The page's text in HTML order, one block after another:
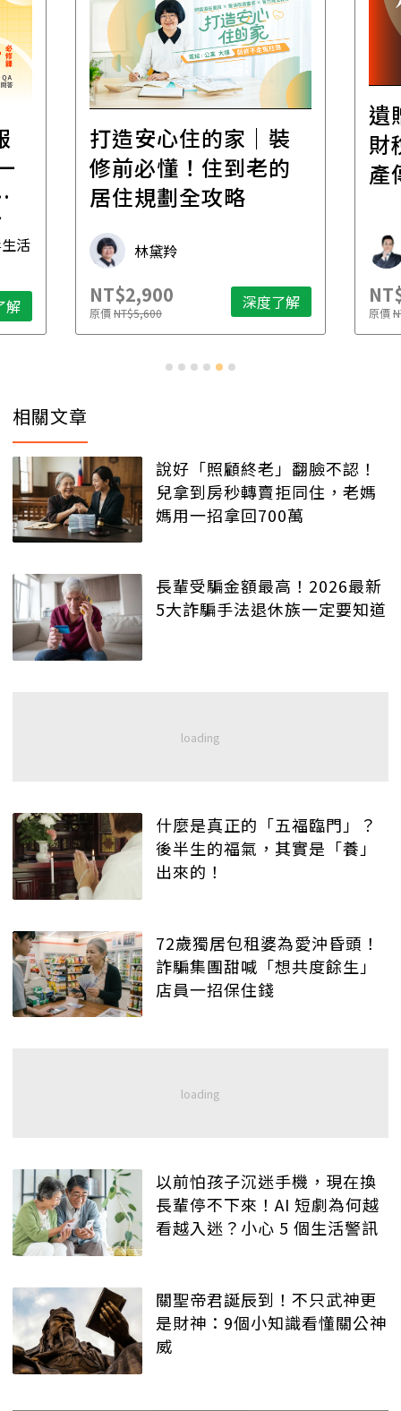
活
解
打造安心住的家｜裝
修前必懂！住到老的
居住規劃全攻略
林黛羚
NT$2,900
原價NT$5,600 深度了解
遺
財
產
原價
相關文章
說好「照顧終老」翻臉不認！
兒拿到房秒轉賣拒同住，老媽
媽用一招拿回700萬
長輩受騙金額最高！2026最新
5大詐騙手法退休族一定要知道
什麼是真正的「五福臨門」？
後半生的福氣，其實是「養」
出來的！
72歲獨居包租婆為愛沖昏頭！
詐騙集團甜喊「想共度餘生」
店員一招保住錢
以前怕孩子沉迷手機，現在換
長輩停不下來！AI 短劇為何越
看越入迷？小心 5 個生活警訊
關聖帝君誕辰到！不只武神更
是財神：9個小知識看懂關公神
威